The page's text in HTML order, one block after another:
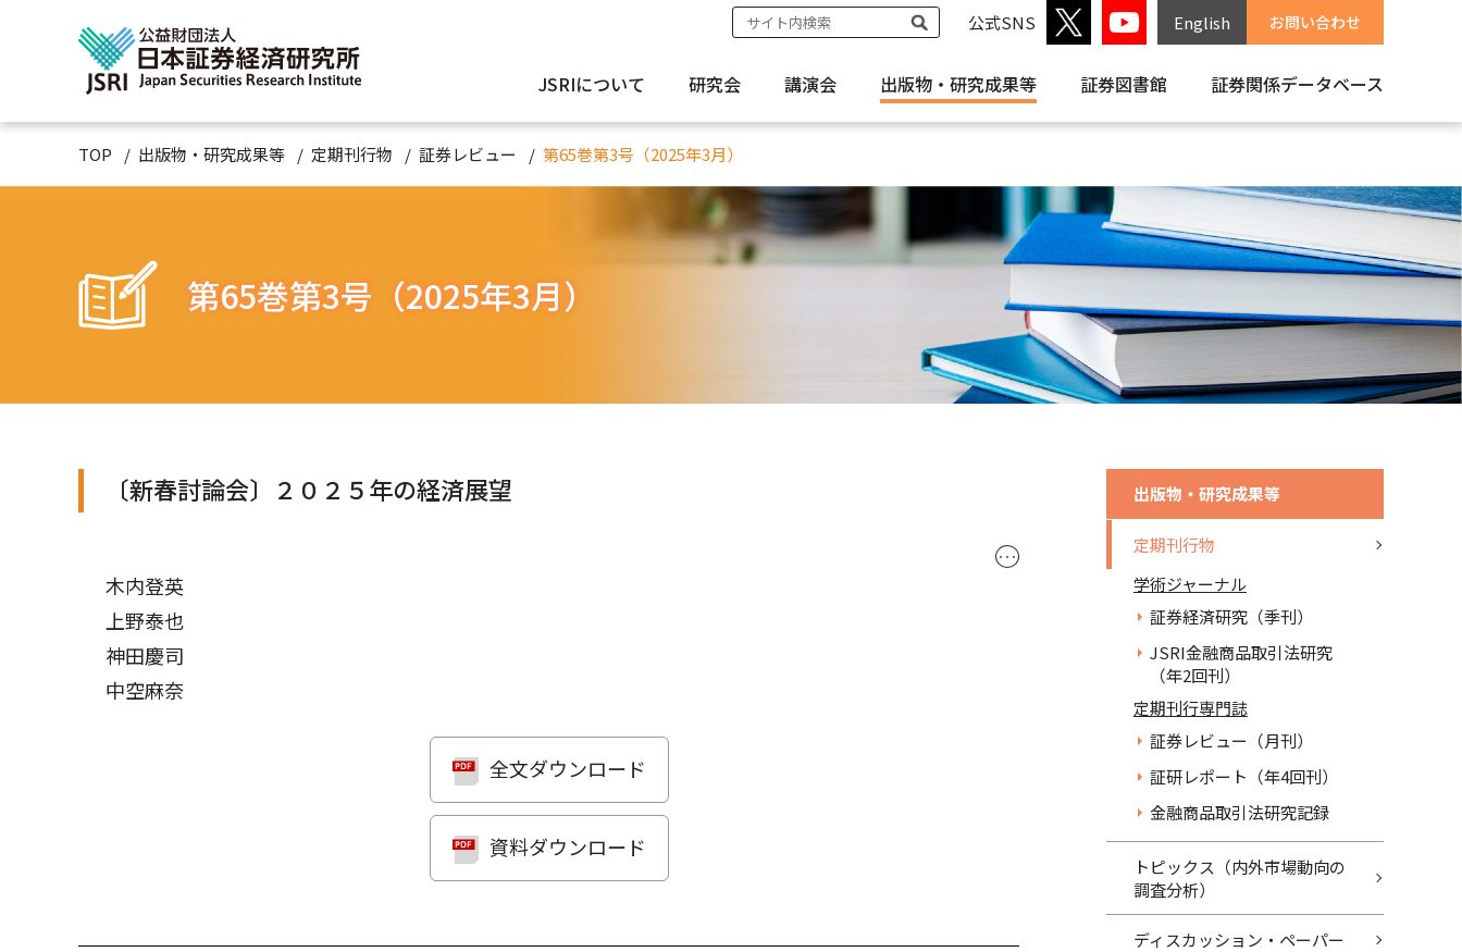
公式SNS English お問い合わせ
JSRIについて 研究会 講演会 出版物・ 研究成果等 証券図書館 証券関係データベース
TOP 出版物・研究成果等 定期刊行物 証券レビュー 第65巻第3号（2025年3月）
第65巻第3号（2025年3月）
〔新春討論会〕２０２５年の経済展望
･･･
木内登英
上野泰也
神田慶司
中空麻奈
全文ダウンロード
資料ダウンロード
出版物・研究成果等
定期刊行物
学術ジャーナル
証券経済研究（季刊）
JSRI金融商品取引法研究
（年2回刊）
定期刊行専門誌
証券レビュー（月刊）
証研レポート（年4回刊）
金融商品取引法研究記録
トピックス（内外市場動向の
調査分析）
ディスカッション・ペーパー